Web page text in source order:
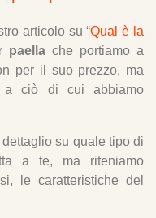
articolo su “Qual è la
paella che portiamo a
per il suo prezzo, ma
a ciò di cui abbiamo
su quale tipo di
a te, ma riteniamo
le caratteristiche del